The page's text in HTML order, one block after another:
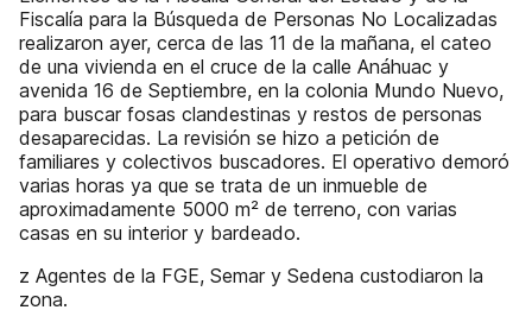
Fiscalía para la Búsqueda de Personas No Localizadas
realizaron ayer, cerca de las 11 de la mañana, el cateo
de una vivienda en el cruce de la calle Anáhuac y
avenida 16 de Septiembre, en la colonia Mundo Nuevo,
para buscar fosas clandestinas y restos de personas
desaparecidas. La revisión se hizo a petición de
familiares y colectivos buscadores. El operativo demoró
varias horas ya que se trata de un inmueble de
aproximadamente 5000 m² de terreno, con varias
casas en su interior y bardeado.
z Agentes de la FGE, Semar y Sedena custodiaron la
zona.